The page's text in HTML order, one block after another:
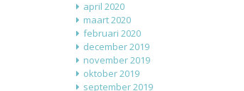
april 2020
maart 2020
februari 2020
december 2019
november 2019
oktober 2019
september 2019